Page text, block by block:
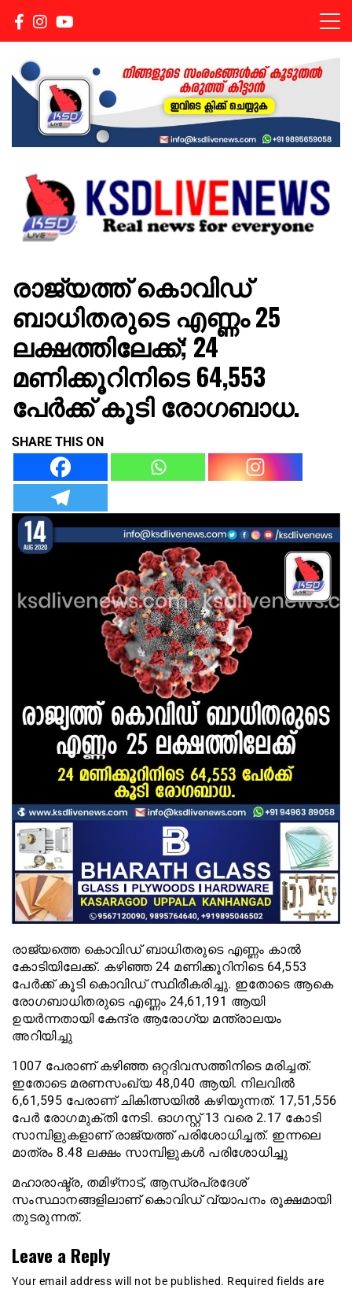
KSDLIVENEWS
രാജ്യത്ത് കൊവിഡ്
ബാധിതരുടെ എണ്ണം 25
ലക്ഷത്തിലേക്ക്; 24
മണിക്കൂറിനിടെ 64,553
പേർക്ക് കൂടി രോഗബാധ.
SHARE THIS ON
രാജ്യത്തെ കൊവിഡ് ബാധിതരുടെ എണ്ണം കാൽ
കോടിയിലേക്ക്. കഴിഞ്ഞ 24 മണിക്കൂറിനിടെ 64,553
പേർക്ക് കൂടി കൊവിഡ് സ്ഥിരീകരിച്ചു. ഇതോടെ ആകെ
രോഗബാധിതരുടെ എണ്ണം 24,61,191 ആയി
ഉയർന്നതായി കേന്ദ്ര ആരോഗ്യ മന്ത്രാലയം
അറിയിച്ചു
1007 പേരാണ് കഴിഞ്ഞ ഒറ്റദിവസത്തിനിടെ മരിച്ചത്.
ഇതോടെ മരണസംഖ്യ 48,040 ആയി. നിലവിൽ
6,61,595 പേരാണ് ചികിത്സയിൽ കഴിയുന്നത്. 17,51,556
പേർ രോഗമുക്തി നേടി. ഓഗസ്റ്റ് 13 വരെ 2.17 കോടി
സാമ്പിളുകളാണ് രാജ്യത്ത് പരിശോധിച്ചത്. ഇന്നലെ
മാത്രം 8.48 ലക്ഷം സാമ്പിളുകൾ പരിശോധിച്ചു
മഹാരാഷ്ട്ര, തമിഴ്‌നാട്, ആന്ധ്രപ്രദേശ്
സംസ്ഥാനങ്ങളിലാണ് കൊവിഡ് വ്യാപനം രൂക്ഷമായി
തുടരുന്നത്.
Leave a Reply
Your email address will not be published. Required fields are